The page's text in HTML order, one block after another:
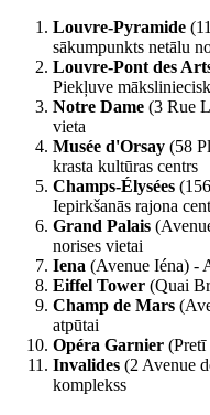
Louvre-Pyramide
sākumpunkts netālu
Louvre-Pont des
Piekļuve
Notre Dame (3 Rue
vieta
Musée d'Orsay (58
krasta kultūras centrs
Champs-Élysées
Iepirkšanās rajona
Grand Palais
norises vietai
Iena (Avenue Iéna) -
Eiffel Tower (Quai
Champ de Mars
atpūtai
Opéra Garnier (Pretī
Invalides (2 Avenue
komplekss